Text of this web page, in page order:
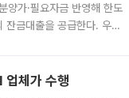
양가·필요자금 반영해 한도
금대출을 공급한다. 우리
체가 수행